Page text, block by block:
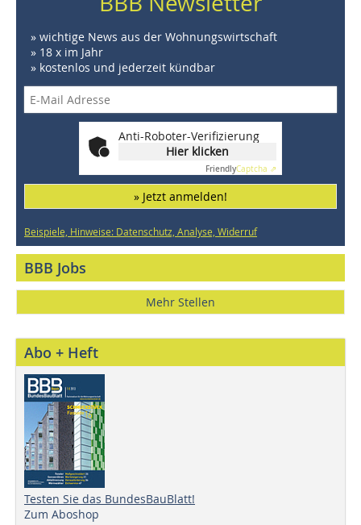
» wichtige News aus der Wohnungswirtschaft
» 18 x im Jahr
» kostenlos und jederzeit kündbar
Anti-Roboter-Verifizierung
Hier klicken
FriendlyCaptcha ⇗
» Jetzt anmelden!
Beispiele, Hinweise: Datenschutz, Analyse, Widerruf
BBB Jobs
Mehr Stellen
Abo + Heft
Testen Sie das BundesBauBlatt!
Zum Aboshop